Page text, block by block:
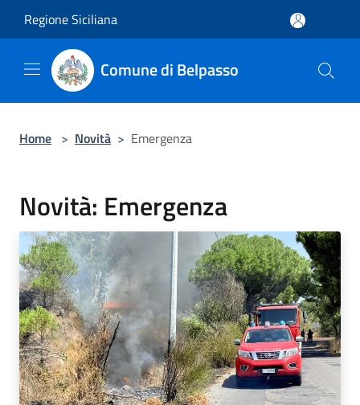
Regione Siciliana
Comune di Belpasso
Home > Novità > Emergenza
Novità: Emergenza